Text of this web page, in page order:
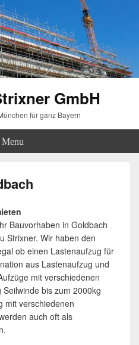
GmbH
für ganz Bayern
Menu
Bauvorhaben in Goldbach
Strixner. Wir haben den
ob einen Lastenaufzug für
aus Lastenaufzug und
mit verschiedenen
bis zum 2000kg
mit verschiedenen
auch oft als